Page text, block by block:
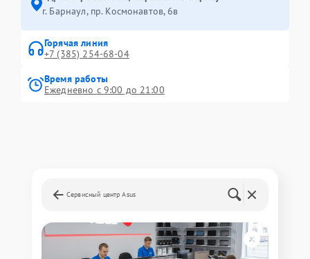
г. Барнаул, ​пр. Космонавтов, 6в
Горячая линия
+7 (385) 254-68-04
Время работы
Ежедневно с 9:00 до 21:00
Сервисный центр Asus